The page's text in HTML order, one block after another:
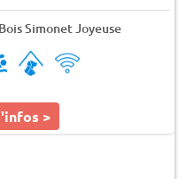
Simonet Joyeuse
>